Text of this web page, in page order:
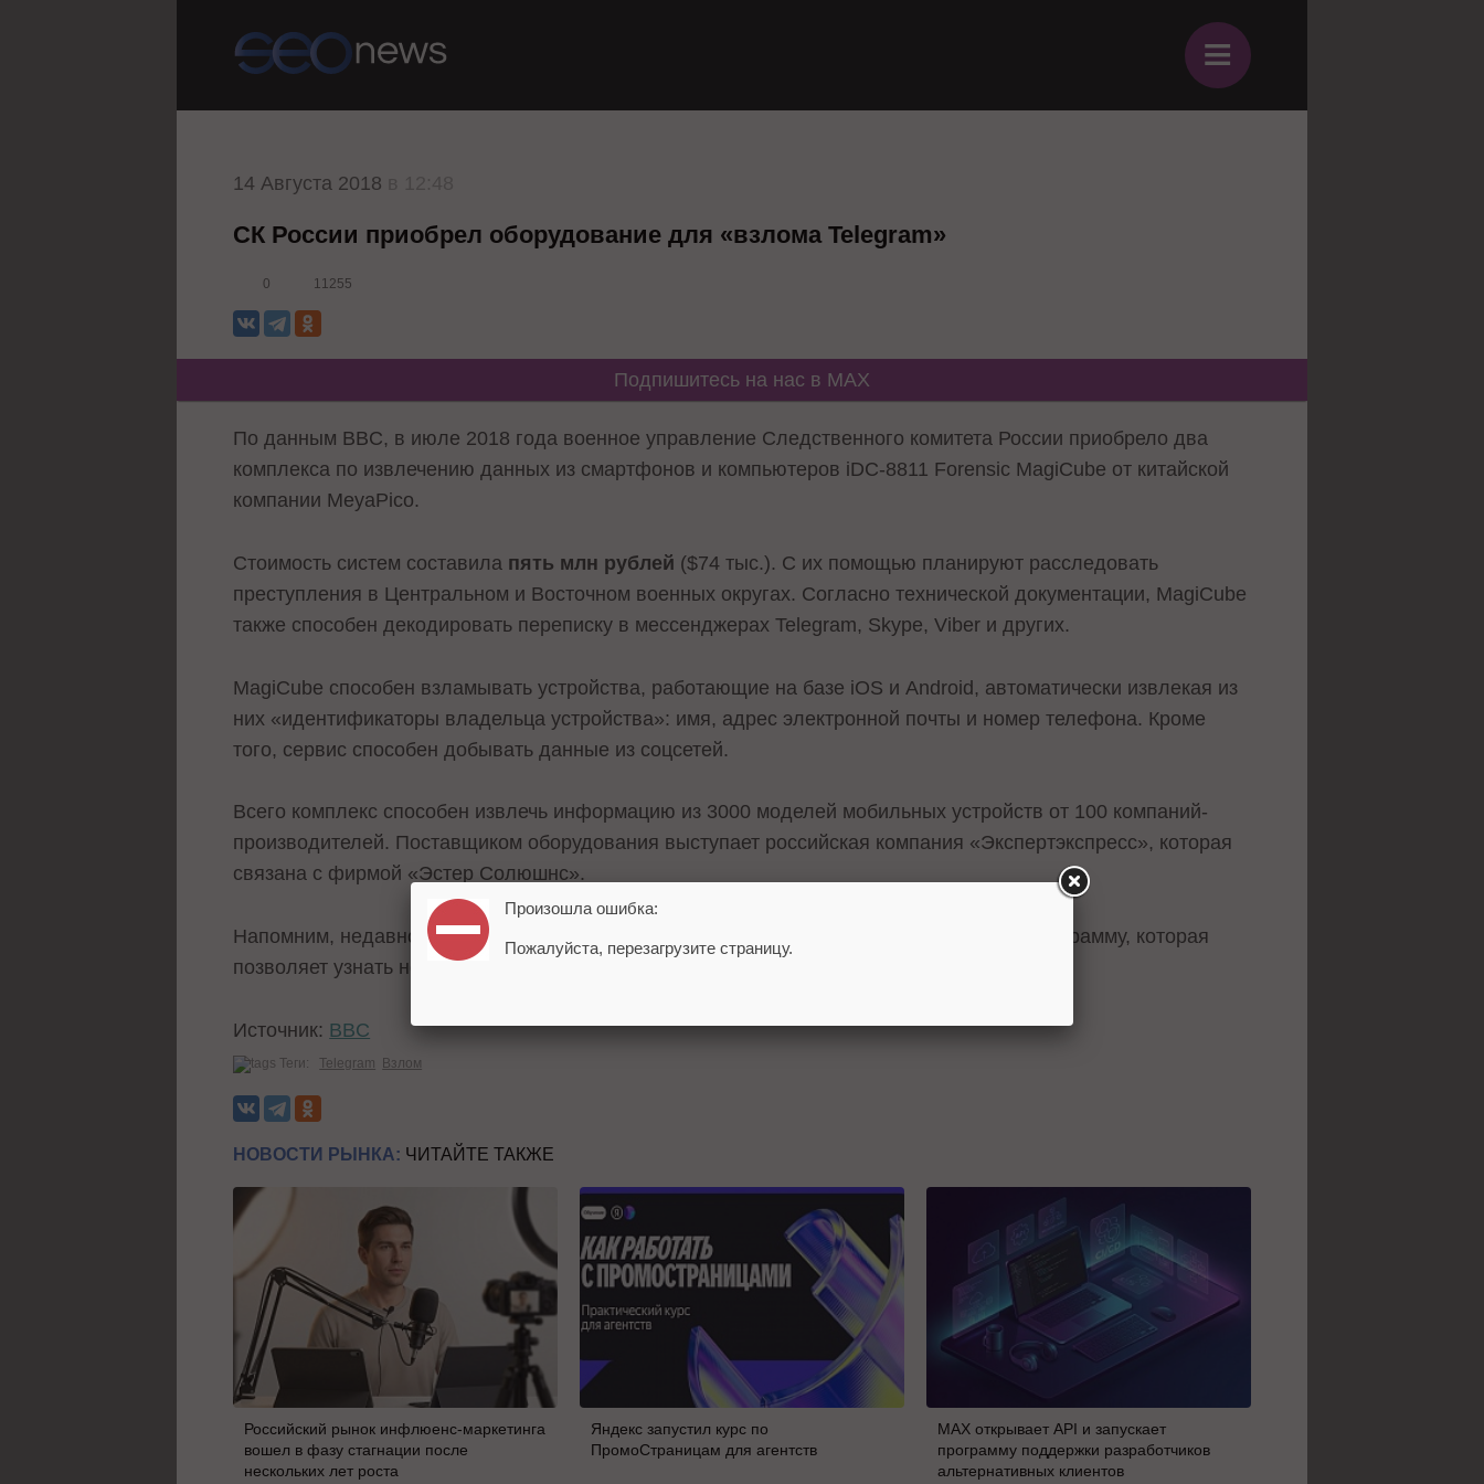
≡
14 Августа 2018
СК России приобрел оборудование для «взлома Telegram»
0 11255
Подпишитесь на нас в MAX
По данным BBC, в июле 2018 года военное управление Следственного комитета России приобрело два
комплекса по извлечению данных из смартфонов и компьютеров iDC-8811 Forensic MagiCube от китайской
компании MeyaPico.
Стоимость систем составила пять млн рублей ($74 тыс.). С их помощью планируют расследовать
преступления в Центральном и Восточном военных округах. Согласно технической документации, MagiCube
также способен декодировать переписку в мессенджерах Telegram, Skype, Viber и других.
MagiCube способен взламывать устройства, работающие на базе iOS и Android, автоматически извлекая из
них «идентификаторы владельца устройства»: имя, адрес электронной почты и номер телефона. Кроме
того, сервис способен добывать данные из соцсетей.
Всего комплекс способен извлечь информацию из 3000 моделей мобильных устройств от 100 компаний-
производителей. Поставщиком оборудования выступает российская компания «Экспертэкспресс», которая
связана с фирмой «Эстер Солюшнс».
Напомним, недавно стало известно о том, что российские специалисты
программу, которая
позволяет узнать номер телефона пользователя Telegram по его юзернейму.
Источник: BBC
Теги: Telegram Взлом
НОВОСТИ РЫНКА: ЧИТАЙТЕ ТАКЖЕ
Российский рынок инфлюенс-маркетинга
вошел в фазу стагнации после
нескольких лет роста
Яндекс запустил курс по
ПромоСтраницам для агентств
MAX открывает API и запускает
программу поддержки разработчиков
альтернативных клиентов
Произошла ошибка:
Пожалуйста, перезагрузите страницу.